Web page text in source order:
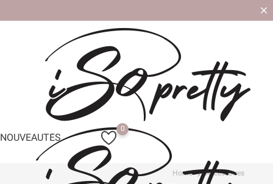
NOUVEAUTÉS
0
Home Accessoires